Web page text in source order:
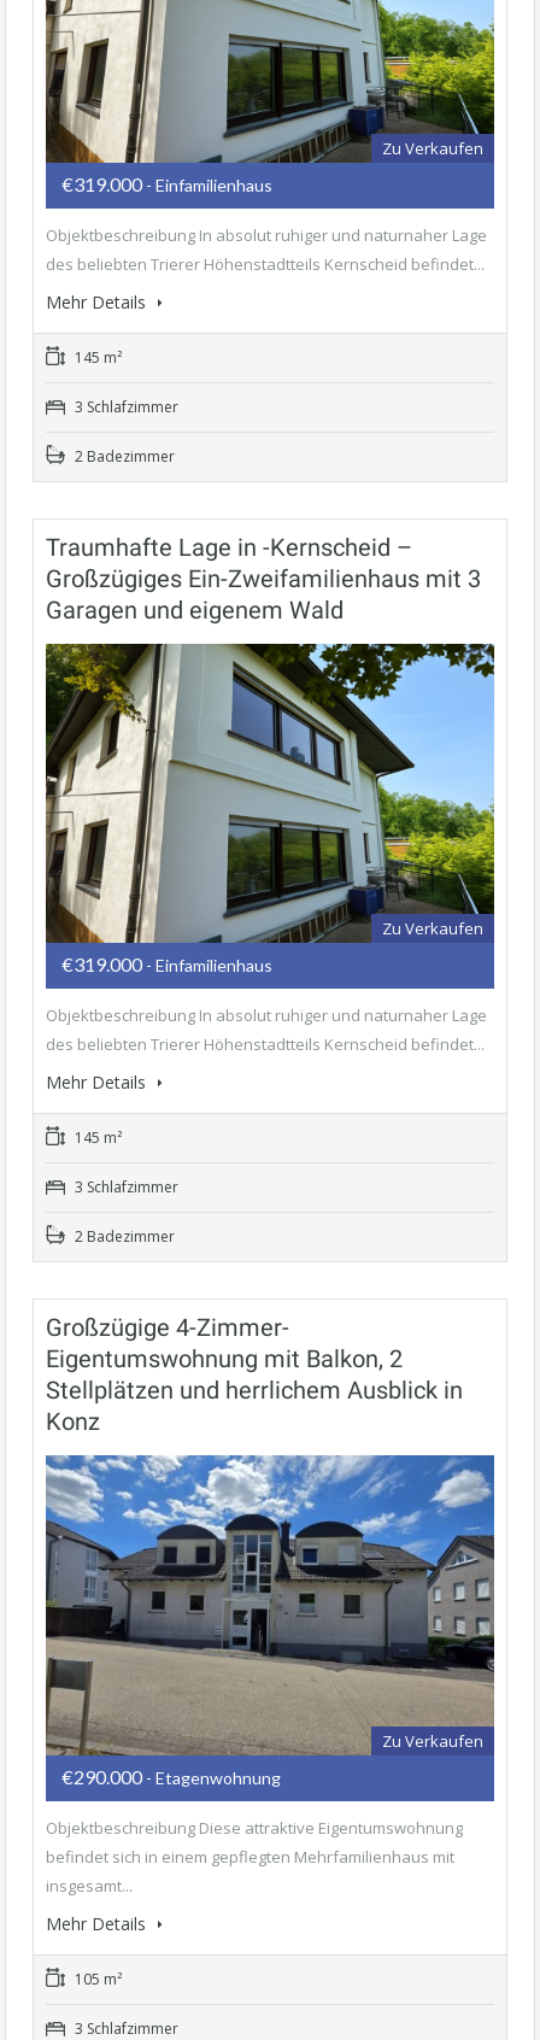
Zu Verkaufen
€319.000 - Einfamilienhaus
Objektbeschreibung In absolut ruhiger und naturnaher Lage
des beliebten Trierer Höhenstadtteils Kernscheid befindet...
Mehr Details
145 m²
3 Schlafzimmer
2 Badezimmer
Traumhafte Lage in -Kernscheid –
Großzügiges Ein-Zweifamilienhaus mit 3
Garagen und eigenem Wald
Zu Verkaufen
€319.000 - Einfamilienhaus
Objektbeschreibung In absolut ruhiger und naturnaher Lage
des beliebten Trierer Höhenstadtteils Kernscheid befindet...
Mehr Details
145 m²
3 Schlafzimmer
2 Badezimmer
Großzügige 4-Zimmer-
Eigentumswohnung mit Balkon, 2
Stellplätzen und herrlichem Ausblick in
Konz
Zu Verkaufen
€290.000 - Etagenwohnung
Objektbeschreibung Diese attraktive Eigentumswohnung
befindet sich in einem gepflegten Mehrfamilienhaus mit
insgesamt...
Mehr Details
105 m²
3 Schlafzimmer